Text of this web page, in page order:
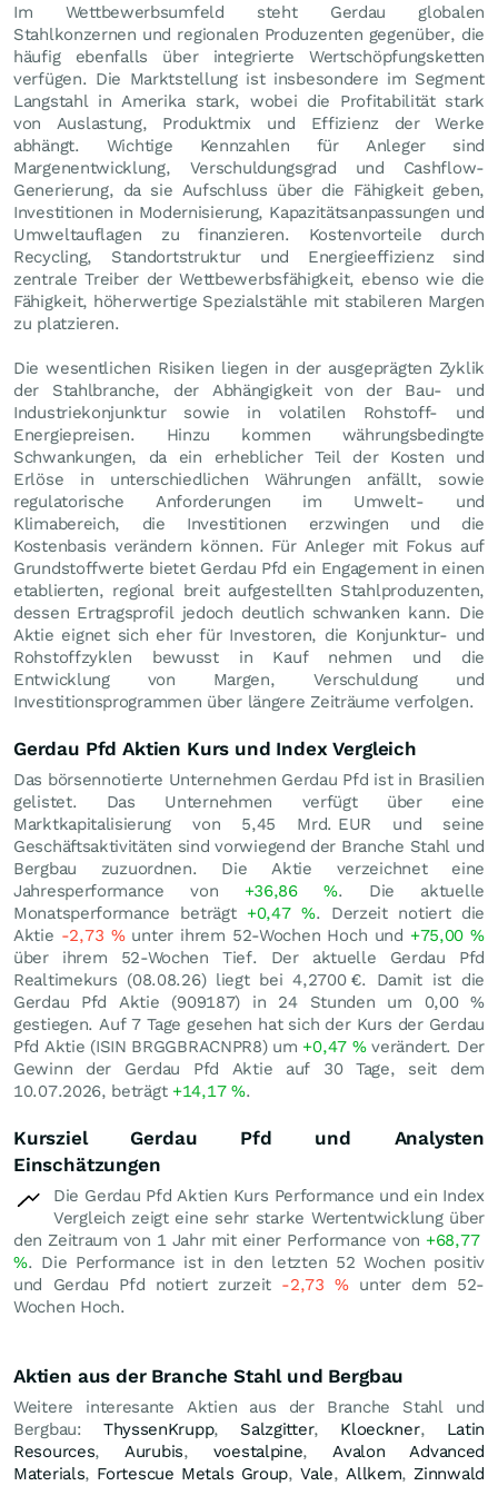
Im Wettbewerbsumfeld steht Gerdau globalen
Stahlkonzernen und regionalen Produzenten gegenüber, die
häufig ebenfalls über integrierte Wertschöpfungsketten
verfügen. Die Marktstellung ist insbesondere im Segment
Langstahl in Amerika stark, wobei die Profitabilität stark
von Auslastung, Produktmix und Effizienz der Werke
abhängt. Wichtige Kennzahlen für Anleger sind
Margenentwicklung, Verschuldungsgrad und Cashflow-
Generierung, da sie Aufschluss über die Fähigkeit geben,
Investitionen in Modernisierung, Kapazitätsanpassungen und
Umweltauflagen zu finanzieren. Kostenvorteile durch
Recycling, Standortstruktur und Energieeffizienz sind
zentrale Treiber der Wettbewerbsfähigkeit, ebenso wie die
Fähigkeit, höherwertige Spezialstähle mit stabileren Margen
zu platzieren.
Die wesentlichen Risiken liegen in der ausgeprägten Zyklik
der Stahlbranche, der Abhängigkeit von der Bau- und
Industriekonjunktur sowie in volatilen Rohstoff- und
Energiepreisen. Hinzu kommen währungsbedingte
Schwankungen, da ein erheblicher Teil der Kosten und
Erlöse in unterschiedlichen Währungen anfällt, sowie
regulatorische Anforderungen im Umwelt- und
Klimabereich, die Investitionen erzwingen und die
Kostenbasis verändern können. Für Anleger mit Fokus auf
Grundstoffwerte bietet Gerdau Pfd ein Engagement in einen
etablierten, regional breit aufgestellten Stahlproduzenten,
dessen Ertragsprofil jedoch deutlich schwanken kann. Die
Aktie eignet sich eher für Investoren, die Konjunktur- und
Rohstoffzyklen bewusst in Kauf nehmen und die
Entwicklung von Margen, Verschuldung und
Investitionsprogrammen über längere Zeiträume verfolgen.
Gerdau Pfd Aktien Kurs und Index Vergleich
Das börsennotierte Unternehmen Gerdau Pfd ist in Brasilien
gelistet. Das Unternehmen verfügt über eine
Marktkapitalisierung von 5,45 Mrd. EUR und seine
Geschäftsaktivitäten sind vorwiegend der Branche Stahl und
Bergbau zuzuordnen. Die Aktie verzeichnet eine
Jahresperformance von +36,86%. Die aktuelle
Monatsperformance beträgt +0,47%. Derzeit notiert die
Aktie -2,73 %unter ihrem 52-Wochen Hoch und +75,00%
über ihrem 52-Wochen Tief. Der aktuelle Gerdau Pfd
Realtimekurs (08.08.26) liegt bei 4,2700 €. Damit ist die
Gerdau Pfd Aktie (909187) in 24 Stunden um 0,00%
gestiegen. Auf 7 Tage gesehen hat sich der Kurs der Gerdau
Pfd Aktie (ISIN BRGGBRACNPR8) um +0,47 %verändert. Der
Gewinn der Gerdau Pfd Aktie auf 30 Tage, seit dem
10.07.2026, beträgt +14,17 %.
Kursziel Gerdau Pfd und Analysten
Einschätzungen
Die Gerdau Pfd Aktien Kurs Performance und ein Index
Vergleich zeigt eine sehr starke Wertentwicklung über
den Zeitraum von 1 Jahr mit einer Performance von +68,77
%. Die Performance ist in den letzten 52 Wochen positiv
und Gerdau Pfd notiert zurzeit -2,73% unter dem 52-
Wochen Hoch.
Aktien aus der Branche Stahl und Bergbau
Weitere interesante Aktien aus der Branche Stahl und
Bergbau: ThyssenKrupp, Salzgitter, Kloeckner, Latin
Resources,Aurubis, voestalpine,Avalon Advanced
Materials, Fortescue Metals Group,Vale,Allkem,Zinnwald